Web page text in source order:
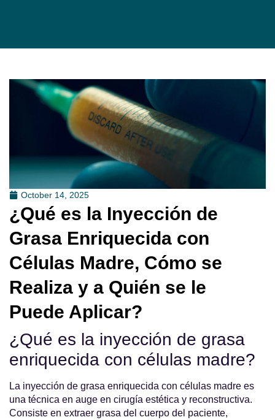
October 14, 2025
¿Qué es la Inyección de
Grasa Enriquecida con
Células Madre, Cómo se
Realiza y a Quién se le
Puede Aplicar?
¿Qué es la inyección de grasa
enriquecida con células madre?
La inyección de grasa enriquecida con células madre es
una técnica en auge en cirugía estética y reconstructiva.
Consiste en extraer grasa del cuerpo del paciente,